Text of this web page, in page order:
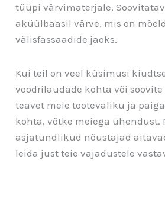
tüüpi värvimaterjale.
aküülbaasil värve, mis on
välisfassaadide jaoks.
Kui teil on veel küsimusi
voodrilaudade kohta või
teavet meie tootevaliku ja
kohta, võtke meiega ühendust.
asjatundlikud nõustajad
leida just teie vajadustele